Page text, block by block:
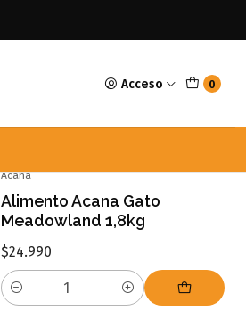
Acceso 0
Acana
Alimento Acana Gato
Meadowland 1,8kg
$24.990
Cantidad